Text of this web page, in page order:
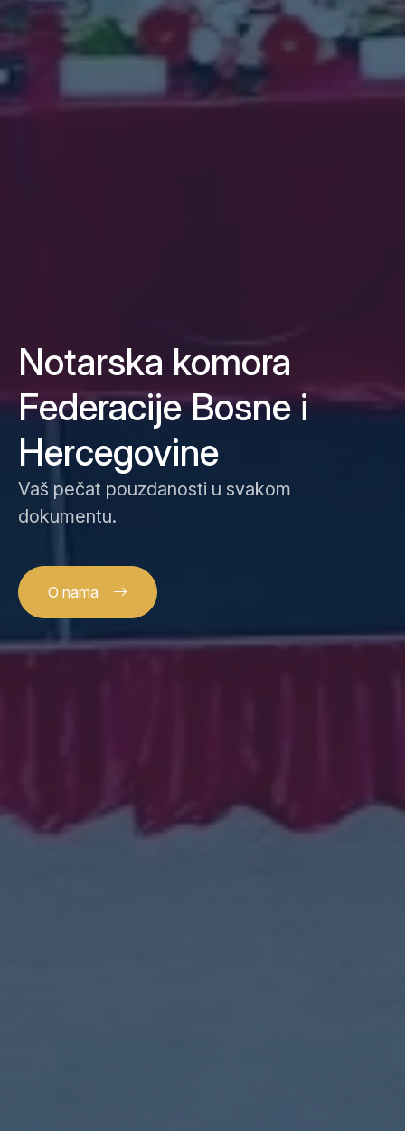
Notarska komora
Federacije Bosne i
Hercegovine
Vaš pečat pouzdanosti u svakom
dokumentu.
O nama